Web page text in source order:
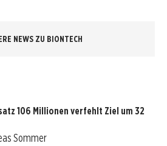
NEWS ZU BIONTECH
106 Millionen verfehlt Ziel um 32
Sommer